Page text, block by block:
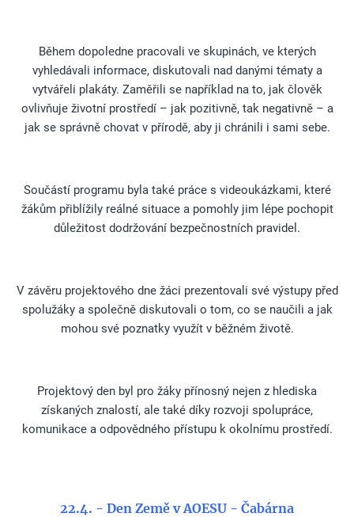
Během dopoledne pracovali ve skupinách, ve kterých
vyhledávali informace, diskutovali nad danými tématy a
vytvářeli plakáty. Zaměřili se například na to, jak člověk
ovlivňuje životní prostředí – jak pozitivně, tak negativně – a
jak se správně chovat v přírodě, aby ji chránili i sami sebe.
Součástí programu byla také práce s videoukázkami, které
žákům přiblížily reálné situace a pomohly jim lépe pochopit
důležitost dodržování bezpečnostních pravidel.
V závěru projektového dne žáci prezentovali své výstupy před
spolužáky a společně diskutovali o tom, co se naučili a jak
mohou své poznatky využít v běžném životě.
Projektový den byl pro žáky přínosný nejen z hlediska
získaných znalostí, ale také díky rozvoji spolupráce,
komunikace a odpovědného přístupu k okolnímu prostředí.
22.4. - Den Země v AOESU - Čabárna